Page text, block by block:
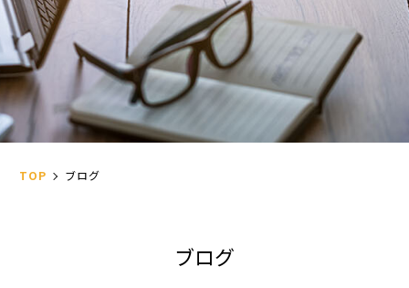
TOP ブログ
ブログ